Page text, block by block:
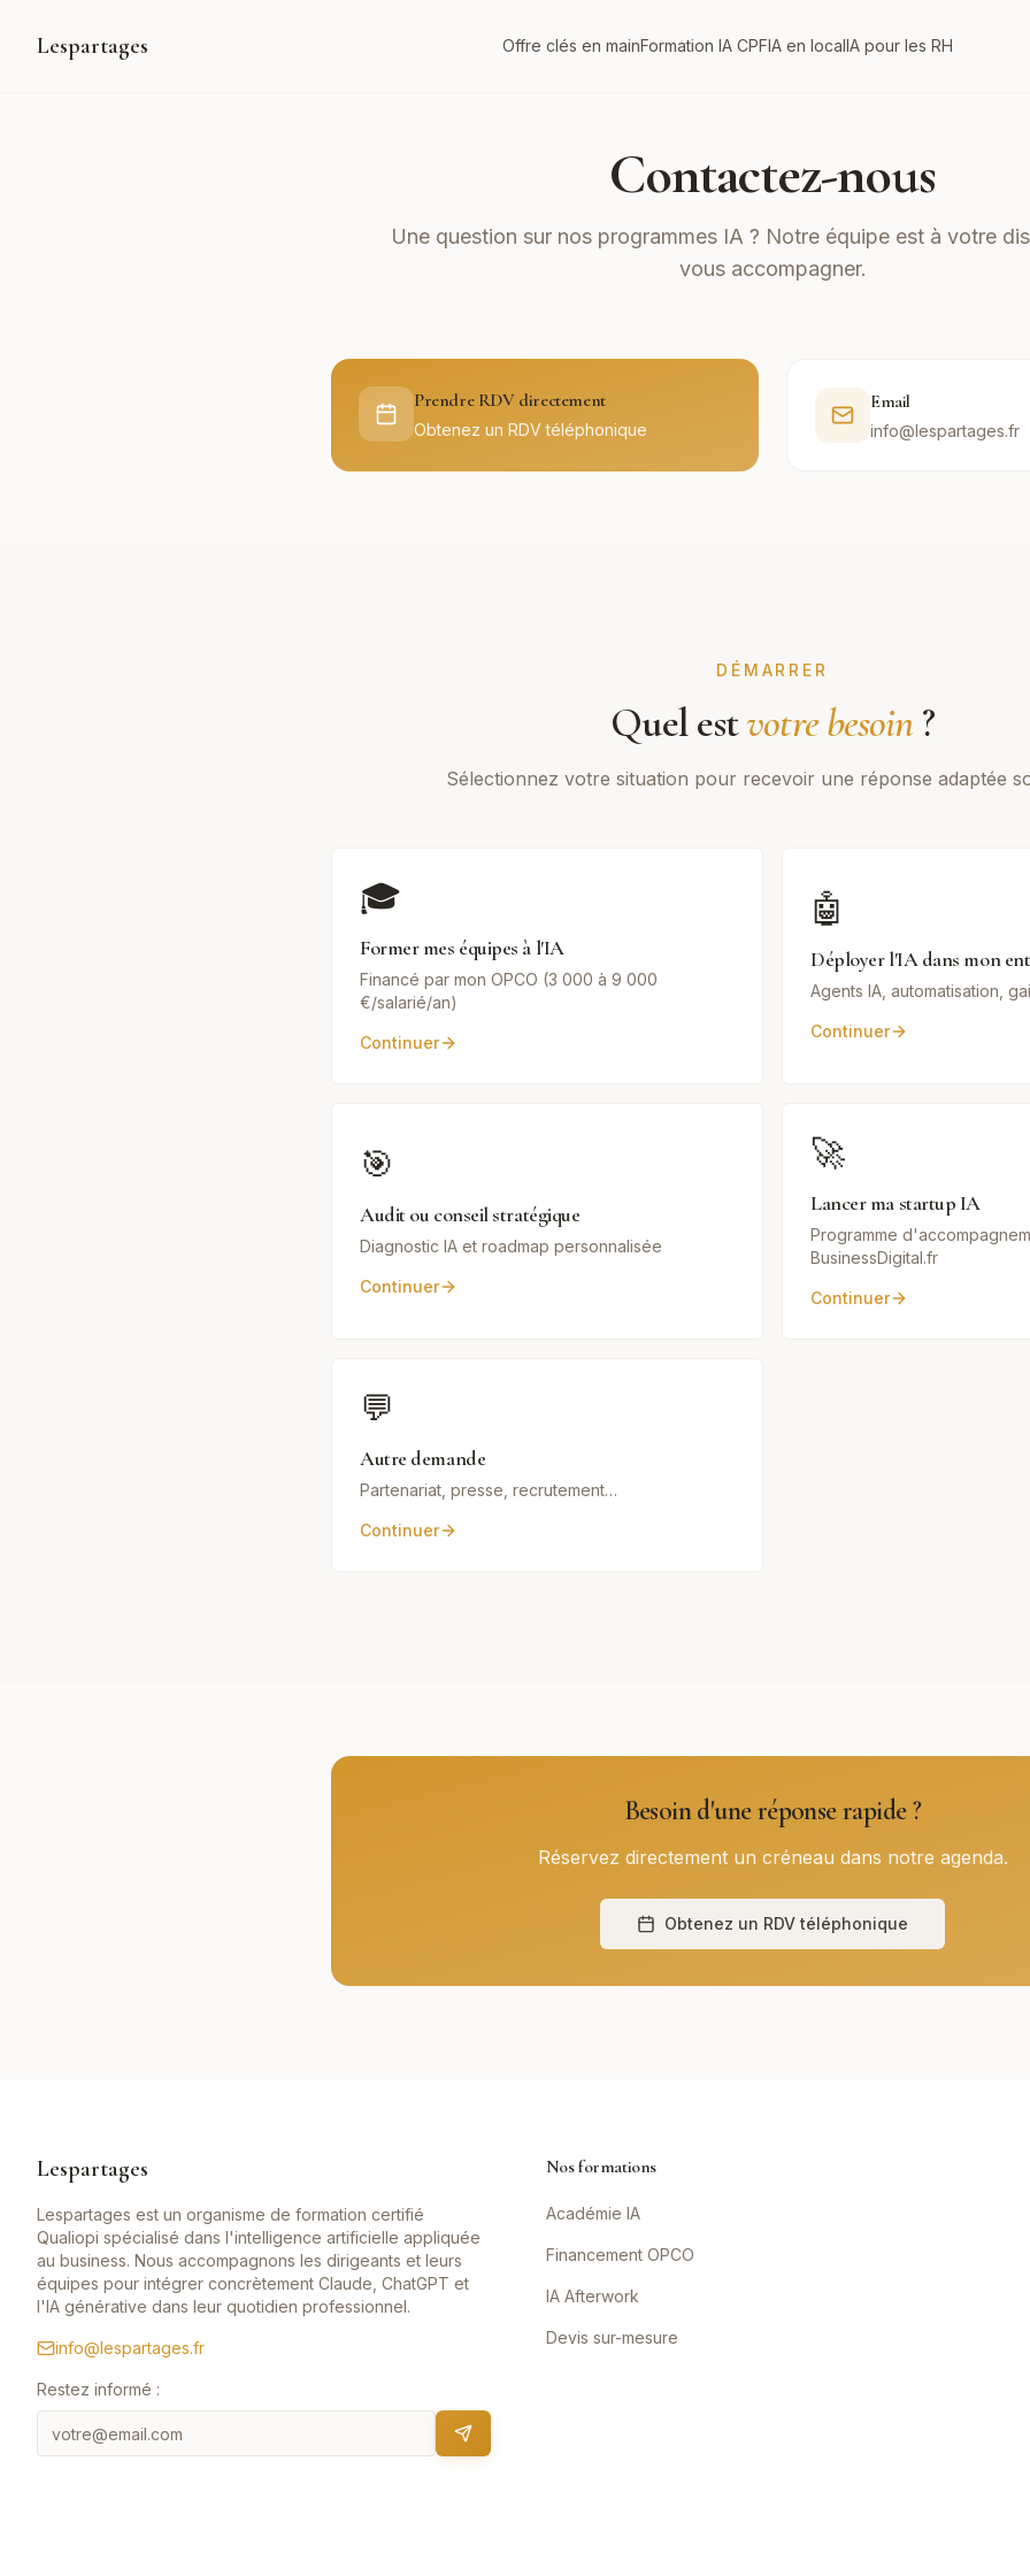
Lespartages Offre clés en mainFormation IA CPFIA en localIA pour les RH
Contactez-nous
Une question sur nos programmes IA ? Notre équipe est à votre
vous accompagner.
Prendre RDV directement
Obtenez un RDV téléphonique
Email
info@lespartages.fr
DÉMARRER
Quel estvotre besoin?
Sélectionnez votre situation pour recevoir une réponse adaptée
🎓
Former mes équipes à l'IA
Financé par mon OPCO (3 000 à 9 000
€/salarié/an)
Continuer
🤖
Déployer l'IA dans mon
Agents IA, automatisation,
Continuer
🎯
Audit ou conseil stratégique
Diagnostic IA et roadmap personnalisée
Continuer
🚀
Lancer ma startup IA
Programme
BusinessDigital.fr
Continuer
💬
Autre demande
Partenariat, presse, recrutement…
Continuer
Besoin d'une réponse rapide ?
Réservez directement un créneau dans notre agenda.
Obtenez un RDV téléphonique
Lespartages
Lespartages est un organisme de formation certifié
Qualiopi spécialisé dans l'intelligence artificielle appliquée
au business. Nous accompagnons les dirigeants et leurs
équipes pour intégrer concrètement Claude, ChatGPT et
l'IA générative dans leur quotidien professionnel.
info@lespartages.fr
Restez informé :
Nos formations
Académie IA
Financement OPCO
IA Afterwork
Devis sur-mesure